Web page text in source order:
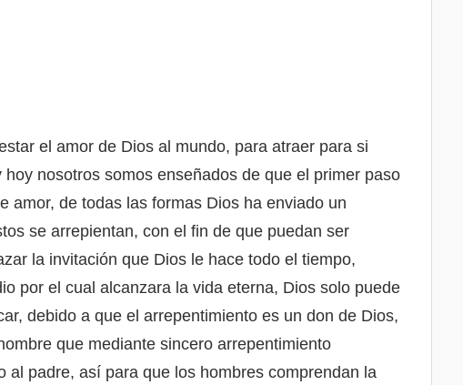
el amor de Dios al mundo, para atraer para si
nosotros somos enseñados de que el primer paso
amor, de todas las formas Dios ha enviado un
se arrepientan, con el fin de que puedan ser
la invitación que Dios le hace todo el tiempo,
por el cual alcanzara la vida eterna, Dios solo puede
debido a que el arrepentimiento es un don de Dios,
que mediante sincero arrepentimiento
padre, así para que los hombres comprendan la